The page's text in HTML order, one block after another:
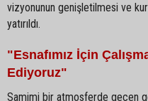
vizyonunun genişletilmesi ve
yatırıldı.
"Esnafımız İçin
Ediyoruz"
Samimi bir atmosferde geçen